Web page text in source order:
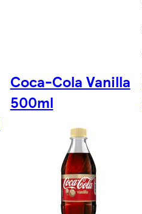
Coca-Cola Vanilla
500ml